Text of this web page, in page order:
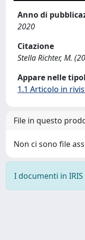
Anno di
2020
Citazione
Stella Richter, M.
Appare nelle
1.1 Articolo in
File in questo
Non ci sono file
I documenti in